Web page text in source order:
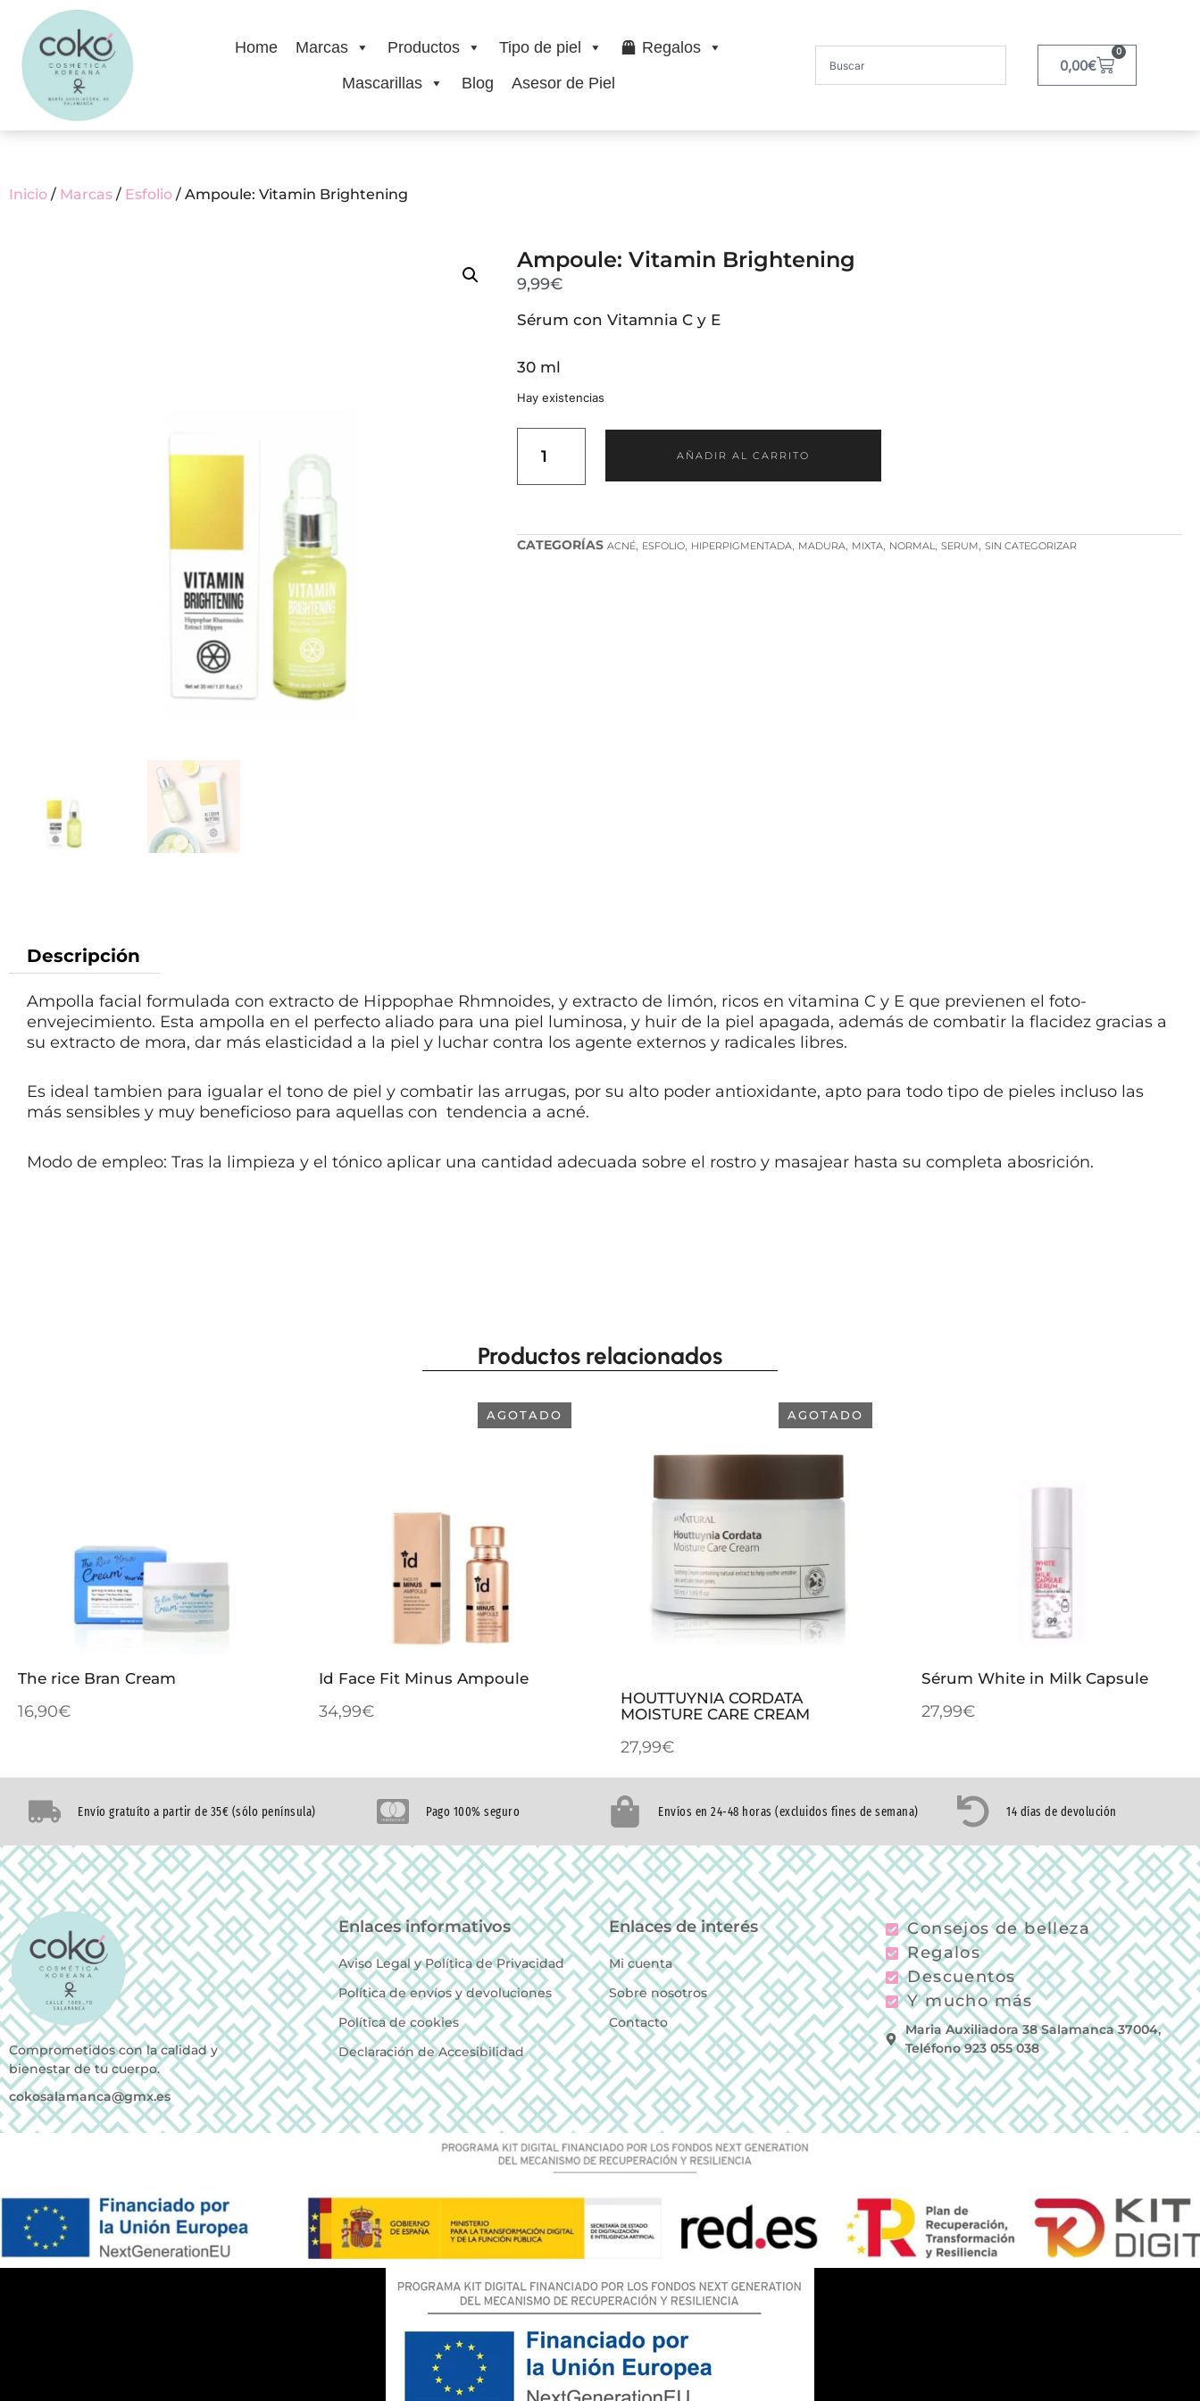
Home Marcas Productos Tipo de piel
Regalos
Mascarillas
Blog Asesor de Piel
0,00€
0
Inicio / Marcas / Esfolio / Ampoule: Vitamin Brightening
Ampoule: Vitamin Brightening
9,99€
Sérum con Vitamnia C y E
30 ml
Hay existencias
AÑADIR AL CARRITO
CATEGORÍAS ACNÉ, ESFOLIO, HIPERPIGMENTADA, MADURA, MIXTA, NORMAL, SERUM, SIN CATEGORIZAR
Descripción
Ampolla facial formulada con extracto de Hippophae Rhmnoides, y extracto de limón, ricos en vitamina C y E que previenen el foto-
envejecimiento. Esta ampolla en el perfecto aliado para una piel luminosa, y huir de la piel apagada, además de combatir la flacidez gracias a
su extracto de mora, dar más elasticidad a la piel y luchar contra los agente externos y radicales libres.
Es ideal tambien para igualar el tono de piel y combatir las arrugas, por su alto poder antioxidante, apto para todo tipo de pieles incluso las
más sensibles y muy beneficioso para aquellas con tendencia a acné.
Modo de empleo: Tras la limpieza y el tónico aplicar una cantidad adecuada sobre el rostro y masajear hasta su completa abosrición.
Productos relacionados
The rice Bran Cream
16,90€
AGOTADO
Id Face Fit Minus Ampoule
34,99€
AGOTADO
HOUTTUYNIA CORDATA
MOISTURE CARE CREAM
27,99€
Sérum White in Milk Capsule
27,99€
Envío gratuíto a partir de 35€ (sólo península) Pago 100% seguro Envíos en 24-48 horas (excluidos fines de semana) 14 días de devolución
Comprometidos con la calidad y
bienestar de tu cuerpo.
cokosalamanca@gmx.es
Enlaces informativos
Aviso Legal y Política de Privacidad
Política de envíos y devoluciones
Política de cookies
Declaración de Accesibilidad
Enlaces de interés
Mi cuenta
Sobre nosotros
Contacto
Consejos de belleza
Regalos
Descuentos
Y mucho más
Maria Auxiliadora 38 Salamanca 37004,
Teléfono 923 055 038